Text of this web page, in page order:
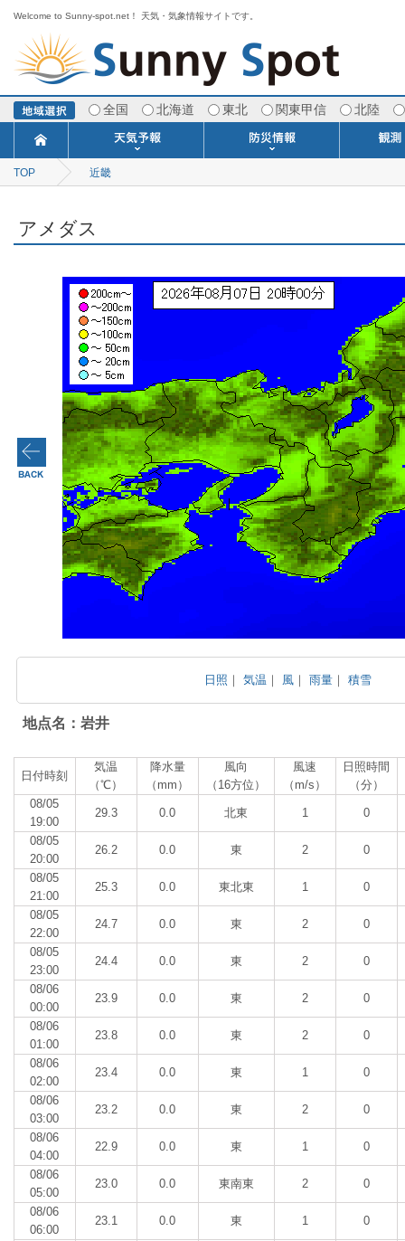
Welcome to Sunny-spot.net！ 天気・気象情報サイトです。
全国 北海道 東北 関東甲信 北陸
今日明日の天気
ポイント予報
週間天気予報
寒・暖候期予報
TOP 近畿
アメダス
日照 ｜気温 ｜ 風 ｜雨量 ｜積雪
地点名：岩井
日付時刻
気温
（℃）
降水量
（mm）
風向
（16方位）
風速
（m/s）
日照時間
（分）
08/05
19:00
29.3 0.0 北東 1 0
08/05
20:00
26.2 0.0 東 2 0
08/05
21:00
25.3 0.0 東北東 1 0
08/05
22:00
24.7 0.0 東 2 0
08/05
23:00
24.4 0.0 東 2 0
08/06
00:00
23.9 0.0 東 2 0
08/06
01:00
23.8 0.0 東 2 0
08/06
02:00
23.4 0.0 東 1 0
08/06
03:00
23.2 0.0 東 2 0
08/06
04:00
22.9 0.0 東 1 0
08/06
05:00
23.0 0.0 東南東 2 0
08/06
06:00
23.1 0.0 東 1 0